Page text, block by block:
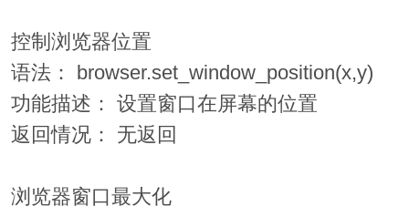
控制浏览器位置
语法： browser.set_window_position(x,y)
功能描述： 设置窗口在屏幕的位置
返回情况： 无返回
浏览器窗口最大化